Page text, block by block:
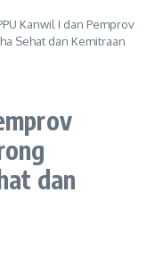
Kanwil I dan Pemprov
Sehat dan Kemitraan
dan